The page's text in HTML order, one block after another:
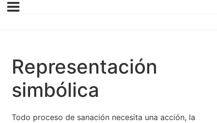
Representación
simbólica
Todo proceso de sanación necesita una acción, la